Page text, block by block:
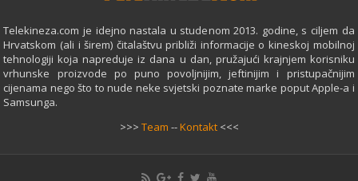
Telekineza.com je idejno nastala u studenom 2013. godine, s ciljem da
Hrvatskom (ali i širem) čitalaštvu približi informacije o kineskoj mobilnoj
tehnologiji koja napreduje iz dana u dan, pružajući krajnjem korisniku
vrhunske proizvode po puno povoljnijim, jeftinijim i pristupačnijim
cijenama nego što to nude neke svjetski poznate marke poput Apple-a i
Samsunga.
>>> Team --Kontakt<<<